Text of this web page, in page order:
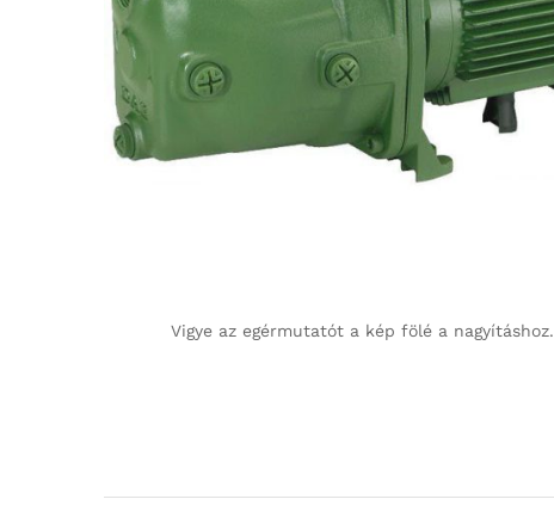
Vigye az egérmutatót a kép fölé a nagyításhoz.